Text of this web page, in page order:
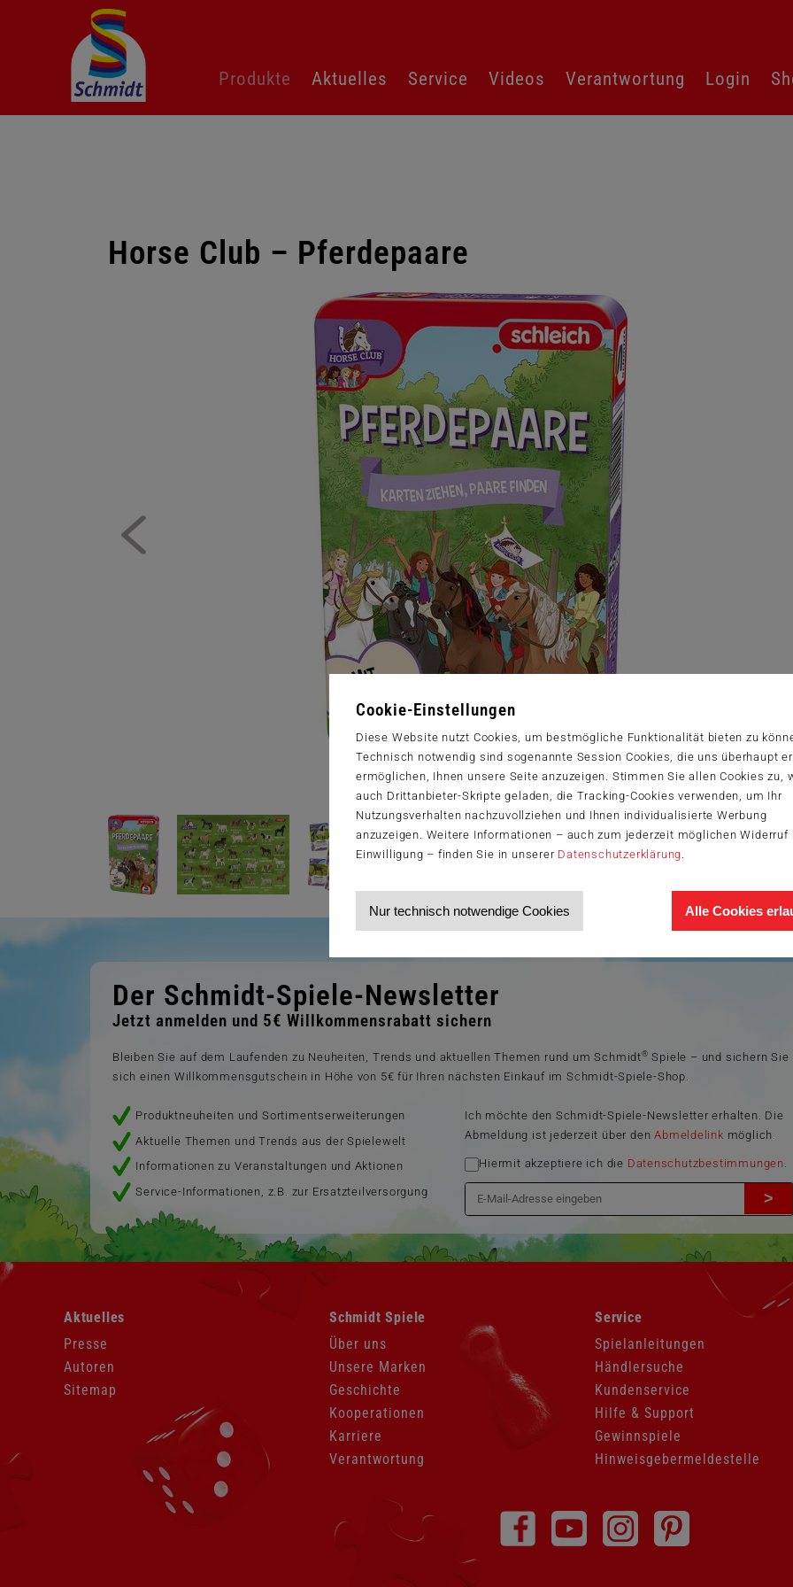
Cookie-Einstellungen
Diese Website nutzt Cookies, um bestmögliche Funktionalität bieten zu
Technisch notwendig sind sogenannte Session Cookies, die uns überhaupt
ermöglichen, Ihnen unsere Seite anzuzeigen. Stimmen Sie allen Cookies zu,
auch Drittanbieter-Skripte geladen, die Tracking-Cookies verwenden, um Ihr
Nutzungsverhalten nachzuvollziehen und Ihnen individualisierte Werbung
anzuzeigen. Weitere Informationen – auch zum jederzeit möglichen Widerruf
Einwilligung – finden Sie in unserer Datenschutzerklärung
Nur technisch notwendige Cookies Alle Cookies
überspringen
Produkte Aktuelles Service Videos Verantwortung Login
Horse Club – Pferdepaare
Der Schmidt-Spiele-Newsletter
Jetzt anmelden und 5€ Willkommensrabatt sichern
Bleiben Sie auf dem Laufenden zu Neuheiten, Trends und aktuellen Themen rund um Schmidt® Spiele – und sichern Sie
sich einen Willkommensgutschein in Höhe von 5€ für Ihren nächsten Einkauf im Schmidt-Spiele-Shop.
Produktneuheiten und Sortimentserweiterungen
Aktuelle Themen und Trends aus der Spielewelt
Informationen zu Veranstaltungen und Aktionen
Service-Informationen, z.B. zur Ersatzteilversorgung
Ich möchte den Schmidt-Spiele-Newsletter erhalten. Die
Abmeldung ist jederzeit über denAbmeldelink möglich.
Hiermit akzeptiere ich die Datenschutzbestimmungen
>
überspringen
Aktuelles
Presse
Autoren
Sitemap
Navigation
überspringen
Schmidt Spiele
Über uns
Unsere Marken
Geschichte
Kooperationen
Karriere
Verantwortung
Navigation
überspringen
Service
Spielanleitungen
Händlersuche
Kundenservice
Hilfe & Support
Gewinnspiele
Hinweisgebermeldestelle